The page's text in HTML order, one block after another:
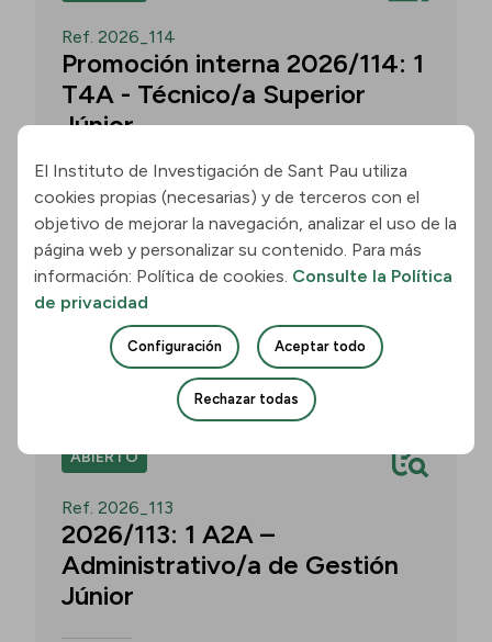
Ref. 2026_114
Promoción interna 2026/114: 1
T4A - Técnico/a Superior
Júnior
Convocatoria para un/a T4A - Técnico/a
Superior Júnior en el grupo
Neurobiología de las Demencias -
Multilingual Aphasia & Dementia
Research Lab. Plazo: 11 de agosto de
2026, 15:00 h.
Unirse
ABIERTO
Ref. 2026_113
2026/113: 1 A2A –
Administrativo/a de Gestión
Júnior
El Instituto de Investigación de Sant Pau utiliza
cookies propias (necesarias) y de terceros con el
objetivo de mejorar la navegación, analizar el uso de la
página web y personalizar su contenido. Para más
información: Política de cookies. Consulte la Política
de privacidad
Configuración Aceptar todo
Rechazar todas